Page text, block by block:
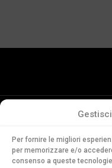
Per fornire le migliori
per memorizzare e/o
consenso a queste
della